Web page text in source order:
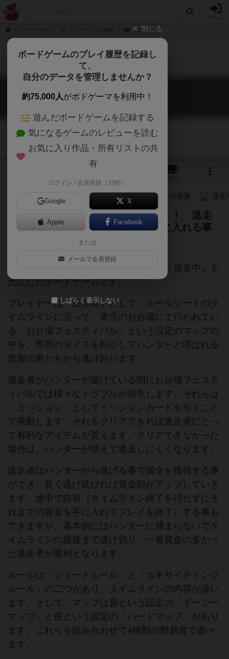
逃走中
逃走中
Run For Money
カフェ
舞台は東京お台場フェスティバル！！ 逃走
者たちは無事に逃げ切り賞金を手に入れる事
ができるのだろうか！？
このゲームは、フジテレビの人気番組『逃走中』を
元にしたボードゲームです。
プレイヤーは「逃走者」として、ルールシートのタ
イムラインに沿って、東京のお台場にて行われてい
る「お台場フェスティバル」という設定のマップの
中を、専用のダイスを転がしてハンターと呼ばれる
黒服の男たちから逃げ回ります。
逃走者がハンターが逃げている間にお台場フェステ
ィバルでは様々なトラブルが発生します。それらは
「ミッション」としてミッションカードを引くこと
で発動します、それをクリアできれば逃走者にとっ
て有利なアイテムが貰えます。クリアできなかった
場合は、ハンターが増えて逃走しにくくなります。
逃走者はハンターから逃げる事で賞金を獲得する事
ができ、長く逃げ延びれば賞金額がアップしていき
ます。途中で自首（タイムライン終了を待たずにそ
れまでの賞金を手に入れてプレイを終了）する事も
できますが、基本的にはハンターに捕まらないでタ
イムラインの最後まで逃げ切り、一番賞金の多かっ
た逃走者が勝利となります。
ルールは「ショートルール」と「エキサイティング
ルール」の二つがあり、タイムラインの内容が違い
ます。そして、マップは昼という設定の「イージー
マップ」と夜という設定の「ハードマップ」があり
ます。これらを組み合わせて4種類の難易度で遊べ
ます。
閉じる
ボードゲームのプレイ履歴を記録し
て、
自分のデータを管理しませんか？
約75,000人がボドゲーマを利用中！
遊んだボードゲームを記録する
気になるゲームのレビューを読む
お気に入り作品・所有リストの共
有
ログイン / 会員登録（10秒）
Google X
Apple Facebook
または
メールで会員登録
しばらく表示しない